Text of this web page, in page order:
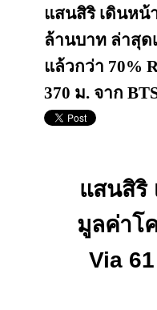
แสนสิริ เดินหน้
ล้านบาท ล่าสุด
แล้วกว่า 70%
370 ม. จาก
แสนสิริ
มูลค่าโ
Via 61